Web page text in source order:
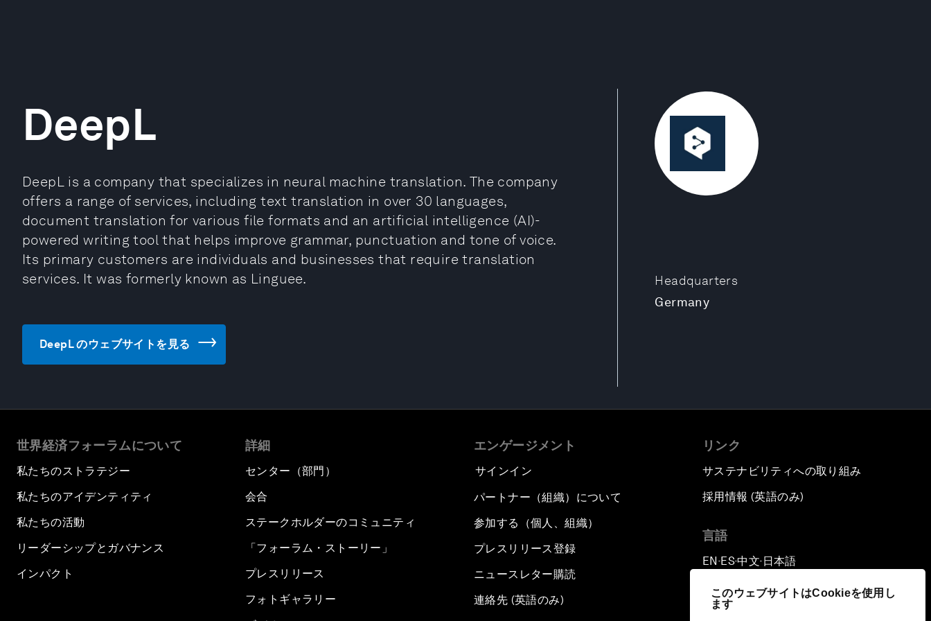
このウェブサイトはCookieを使用し
ます
Headquarters
Germany
DeepL
DeepL is a company that specializes in neural machine translation. The company
offers a range of services, including text translation in over 30 languages,
document translation for various file formats and an artificial intelligence (AI)-
powered writing tool that helps improve grammar, punctuation and tone of voice.
Its primary customers are individuals and businesses that require translation
services. It was formerly known as Linguee.
DeepL のウェブサイトを見る
世界経済フォーラムについて
私たちのストラテジー
私たちのアイデンティティ
私たちの活動
リーダーシップとガバナンス
インパクト
詳細
センター（部門）
会合
ステークホルダーのコミュニティ
「フォーラム・ストーリー」
プレスリリース
フォトギャラリー
エンゲージメント
サインイン
パートナー（組織）について
参加する（個人、組織）
プレスリリース登録
ニュースレター購読
連絡先 (英語のみ)
リンク
サステナビリティへの取り組み
採用情報 (英語のみ)
言語
EN ▪ES▪中文▪ 日本語